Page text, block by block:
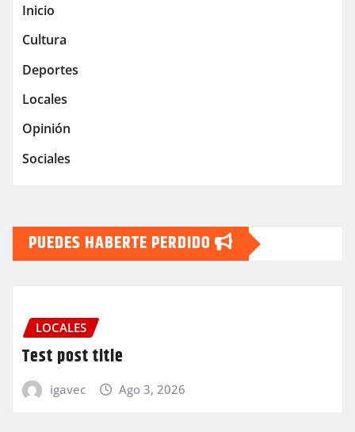
Inicio
Cultura
Deportes
Locales
Opinión
Sociales
PUEDES HABERTE PERDIDO
LOCALES
Test post title
igavec Ago 3, 2026